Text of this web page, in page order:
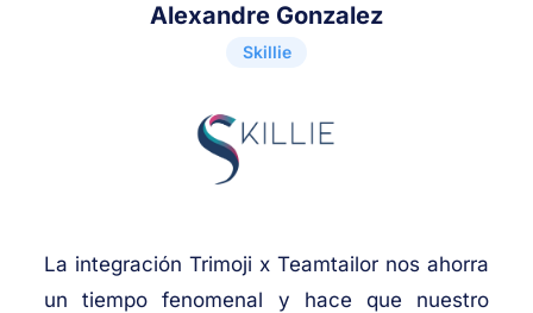
Alexandre Gonzalez
Skillie
La integración Trimoji x Teamtailor nos ahorra
un tiempo fenomenal y hace que nuestro